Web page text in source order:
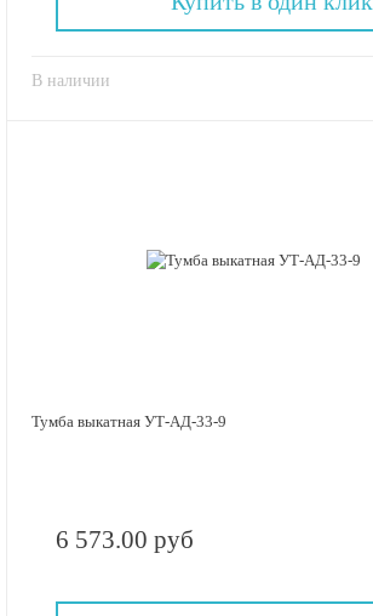
В наличии
Тумба выкатная УТ-АД-33-9
6 573.00 руб